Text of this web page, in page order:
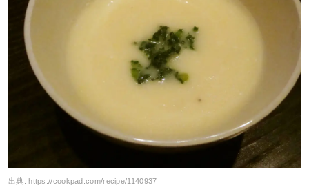
出典:https://cookpad.com/recipe/1140937